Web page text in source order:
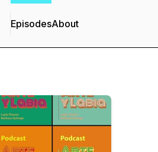
EpisodesAbout